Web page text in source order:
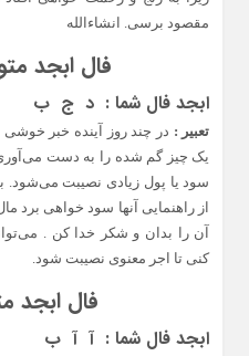
مقصود برسی. انشاءالله
فال ابجد
ابجد فال شما : د ج ب
تعبیر : در چند روز آینده خبر
یک چیز گم شده را به دست می‌آوری
سود یا پول زیادی نصیبت
از راهنمایی آنها سود خواهی
آن را بدان و شکر خدا کن .
کنی تا اجر معنوی نصیبت شود.
فال ابجد
ابجد فال شما : آ آ ب